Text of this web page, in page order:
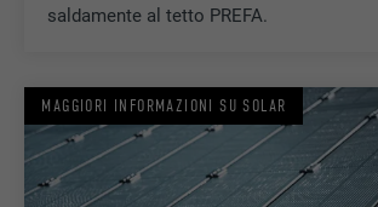
saldamente al tetto PREFA.
MAGGIORI INFORMAZIONI SU SOLAR